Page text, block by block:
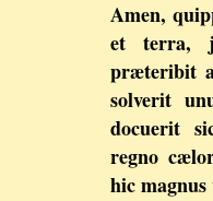
Amen,
et terra,
præteribit
solverit
docuerit
regno
hic